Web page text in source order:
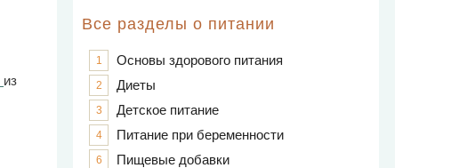
из
Все разделы о питании
1 Основы здорового питания
2 Диеты
3 Детское питание
4 Питание при беременности
6 Пищевые добавки